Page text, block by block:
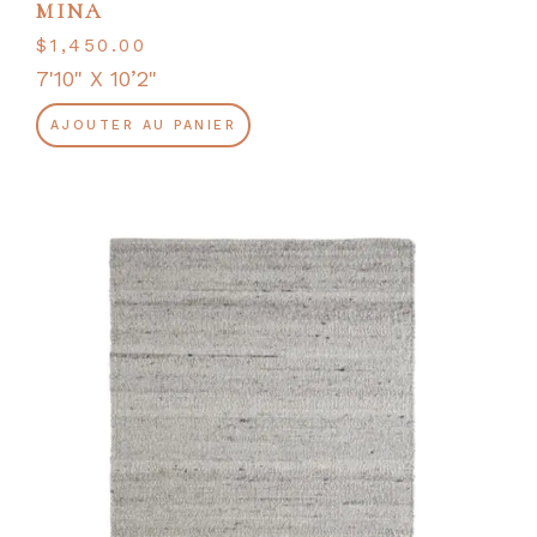
MINA
$1,450.00
7'10" X 10’2"
AJOUTER AU PANIER